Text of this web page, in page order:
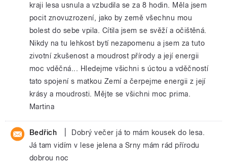
kraji lesa usnula a vzbudila se za 8 hodin. Měla jsem
pocit znovuzrození, jako by země všechnu mou
bolest do sebe vpila. Cítila jsem se svěží a očištěná.
Nikdy na tu lehkost bytí nezapomenu a jsem za tuto
zivotní zkušenost a moudrost přírody a její energii
moc vděčná... Hledejme všichni s úctou a vděčností
tato spojení s matkou Zemí a čerpejme energii z její
krásy a moudrosti. Mějte se všichni moc prima.
Martina
Bedřich
Dobrý večer já to mám kousek do lesa.
Já tam vidím v lese jelena a Srny mám rád přírodu
dobrou noc